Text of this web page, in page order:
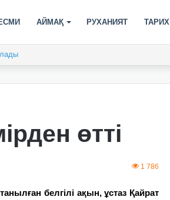
АЙМАҚ РУХАНИЯТ ТАРИХ
өтті
1 786
белгілі ақын, ұстаз Қайрат